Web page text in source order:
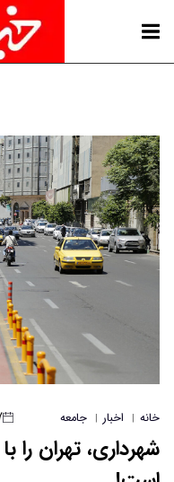
خانه | اخبار | جامعه
شهرداری، تهران را